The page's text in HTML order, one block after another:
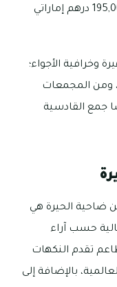
الفلل في النخيلات ما بين 70,000 إلى 195,000 درهم إماراتي
الأجواء؛
ومن المجمعات
جمع القادسية
ضاحية الحيرة هي
حسب آراء
تقدم النكهات
بالإضافة إلى